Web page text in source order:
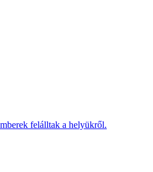
felálltak a helyükről.